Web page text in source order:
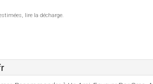
lire la décharge.